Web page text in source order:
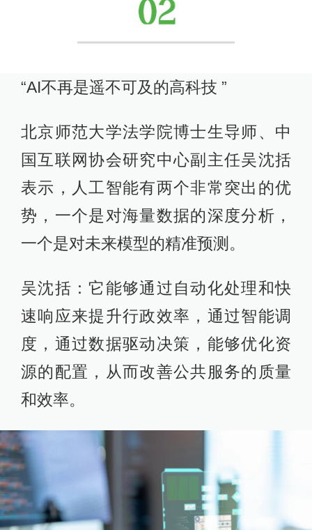
“AI不再是遥不可及的高科技 ”
北京师范大学法学院博士生导师、中
国互联网协会研究中心副主任吴沈括
表示，人工智能有两个非常突出的优
势，一个是对海量数据的深度分析，
一个是对未来模型的精准预测。
吴沈括：它能够通过自动化处理和快
速响应来提升行政效率，通过智能调
度，通过数据驱动决策，能够优化资
源的配置，从而改善公共服务的质量
和效率。